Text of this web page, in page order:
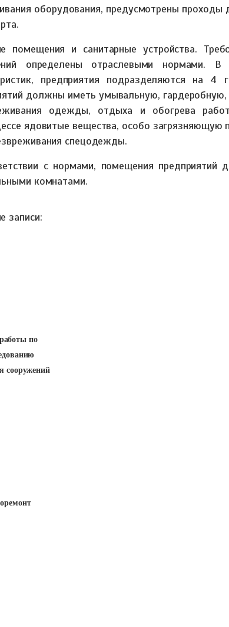
оборудования, предусмотрены
помещения и санитарные устройства.
определены отраслевыми нормами. В
предприятия подразделяются на
должны иметь умывальную,
одежды, отдыха и обогрева
ядовитые вещества, особо
спецодежды.
с нормами, помещения
комнатами.
записи:
по
сооружений